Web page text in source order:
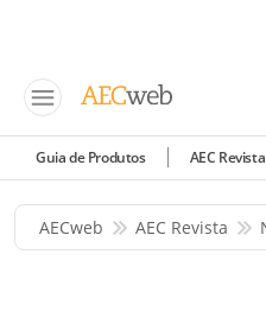
Guia de Produtos AEC Revista
AECweb AEC Revista